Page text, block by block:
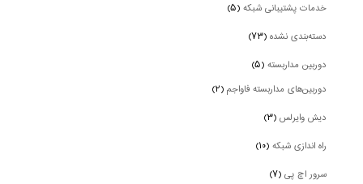
خدمات پشتیبانی شبکه(۵)
دسته‌بندی نشده(۷۳)
دوربین‌ مداربسته(۵)
دوربین‌های مداربسته فاواجم(۲)
دیش وایرلس(۳)
راه اندازی شبکه(۱۰)
سرور اچ پی(۷)